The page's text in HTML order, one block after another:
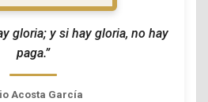
gloria; y si hay gloria, no hay
paga.”
Acosta García